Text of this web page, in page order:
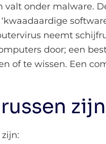
onder malware.
neemt
door; een
of te wissen. Een